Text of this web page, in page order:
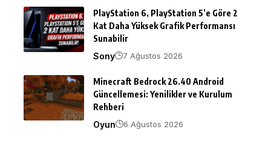
PlayStation 6, PlayStation 5’e Göre 2
Kat Daha Yüksek Grafik Performansı
Sunabilir
Sony
7 Ağustos 2026
Minecraft Bedrock 26.40 Android
Güncellemesi: Yenilikler ve Kurulum
Rehberi
Oyun
6 Ağustos 2026